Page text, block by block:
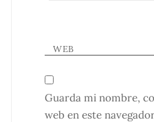
WEB
Guarda mi nombre,
web en este